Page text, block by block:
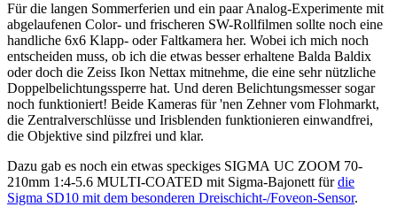
Für die langen Sommerferien und ein paar Analog-Experimente mit
abgelaufenen Color- und frischeren SW-Rollfilmen sollte noch eine
handliche 6x6 Klapp- oder Faltkamera her. Wobei ich mich noch
entscheiden muss, ob ich die etwas besser erhaltene Balda Baldix
oder doch die Zeiss Ikon Nettax mitnehme, die eine sehr nützliche
Doppelbelichtungssperre hat. Und deren Belichtungsmesser sogar
noch funktioniert! Beide Kameras für 'nen Zehner vom Flohmarkt,
die Zentralverschlüsse und Irisblenden funktionieren einwandfrei,
die Objektive sind pilzfrei und klar.
Dazu gab es noch ein etwas speckiges SIGMA UC ZOOM 70-
210mm 1:4-5.6 MULTI-COATED mit Sigma-Bajonett fürdie
Sigma SD10 mit dem besonderen Dreischicht-/Foveon-Sensor.